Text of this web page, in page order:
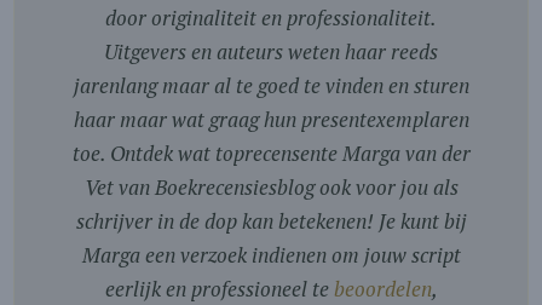
door originaliteit en professionaliteit.
Uitgevers en auteurs weten haar reeds
jarenlang maar al te goed te vinden en sturen
haar maar wat graag hun presentexemplaren
toe. Ontdek wat toprecensente Marga van der
Vet van Boekrecensiesblog ook voor jou als
schrijver in de dop kan betekenen! Je kunt bij
Marga een verzoek indienen om jouw script
eerlijk en professioneel te beoordelen,